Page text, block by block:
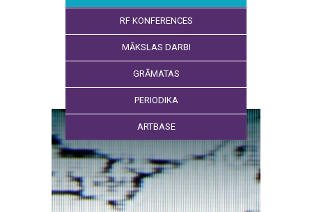
RF KONFERENCES
MĀKSLAS DARBI
GRĀMATAS
PERIODIKA
ARTBASE